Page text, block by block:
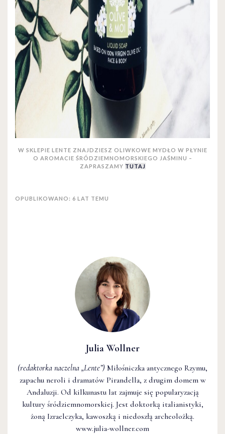
Julia Wollner
(redaktorka naczelna „Lente”) Miłośniczka antycznego Rzymu,
zapachu neroli i dramatów Pirandella, z drugim domem w
Andaluzji. Od kilkunastu lat zajmuje się popularyzacją
kultury śródziemnomorskiej. Jest doktorką italianistyki,
żoną Izraelczyka, kawoszką i niedoszłą archeolożką.
www.julia-wollner.com
W SKLEPIE LENTE ZNAJDZIESZ OLIWKOWE MYDŁO W PŁYNIE
O AROMACIE ŚRÓDZIEMNOMORSKIEGO JAŚMINU –
ZAPRASZAMY TUTAJ
OPUBLIKOWANO: 6 LAT TEMU